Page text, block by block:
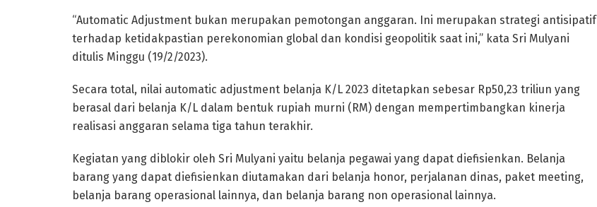
“Automatic Adjustment bukan merupakan pemotongan anggaran. Ini merupakan strategi antisipatif
terhadap ketidakpastian perekonomian global dan kondisi geopolitik saat ini,” kata Sri Mulyani
ditulis Minggu (19/2/2023).
Secara total, nilai automatic adjustment belanja K/L 2023 ditetapkan sebesar Rp50,23 triliun yang
berasal dari belanja K/L dalam bentuk rupiah murni (RM) dengan mempertimbangkan kinerja
realisasi anggaran selama tiga tahun terakhir.
Kegiatan yang diblokir oleh Sri Mulyani yaitu belanja pegawai yang dapat diefisienkan. Belanja
barang yang dapat diefisienkan diutamakan dari belanja honor, perjalanan dinas, paket meeting,
belanja barang operasional lainnya, dan belanja barang non operasional lainnya.